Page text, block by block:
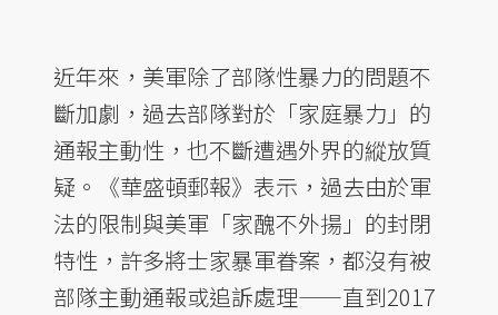
近年來，美軍除了部隊性暴力的問題不
斷加劇，過去部隊對於「家庭暴力」的
通報主動性，也不斷遭遇外界的縱放質
疑。《華盛頓郵報》表示，過去由於軍
法的限制與美軍「家醜不外揚」的封閉
特性，許多將士家暴軍眷案，都沒有被
部隊主動通報或追訴處理——直到2017